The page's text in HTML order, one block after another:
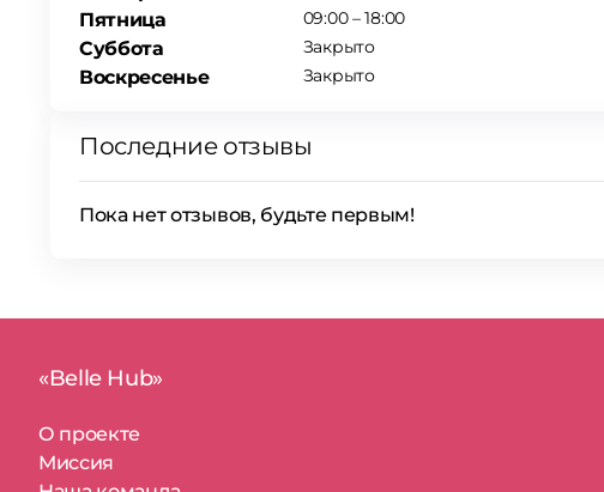
Пятница
Суббота
Воскресенье
09:00 – 18:00
Закрыто
Закрыто
Последние отзывы
Пока нет отзывов, будьте первым!
«Belle Hub»
О проекте
Миссия